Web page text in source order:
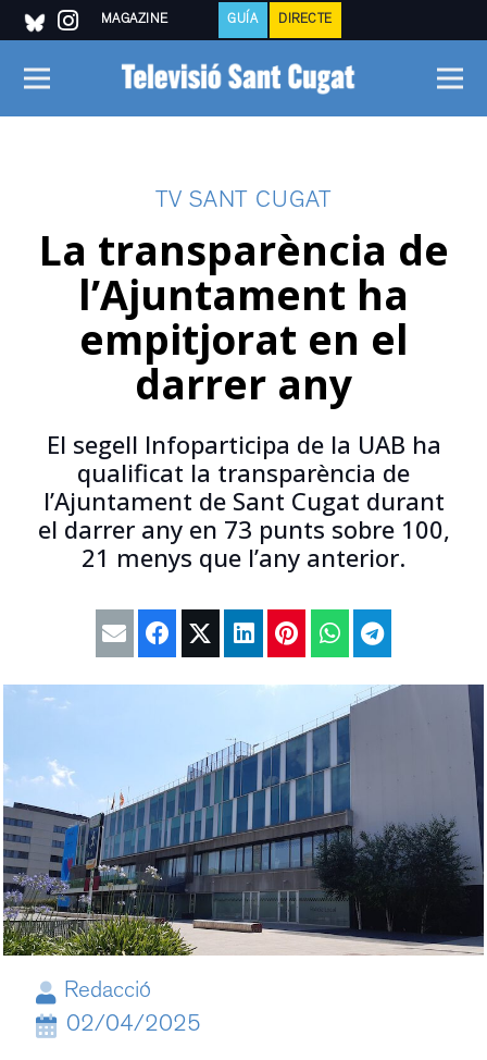
MAGAZINE GUÍA DIRECTE
TV SANT CUGAT
La transparència de
l’Ajuntament ha
empitjorat en el
darrer any
El segell Infoparticipa de la UAB ha
qualificat la transparència de
l’Ajuntament de Sant Cugat durant
el darrer any en 73 punts sobre 100,
21 menys que l’any anterior.
Redacció
02/04/2025